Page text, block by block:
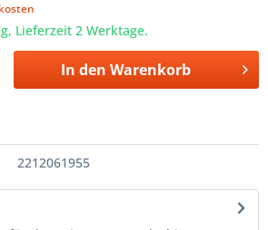
Lieferzeit 2 Werktage.
In den Warenkorb
2212061955